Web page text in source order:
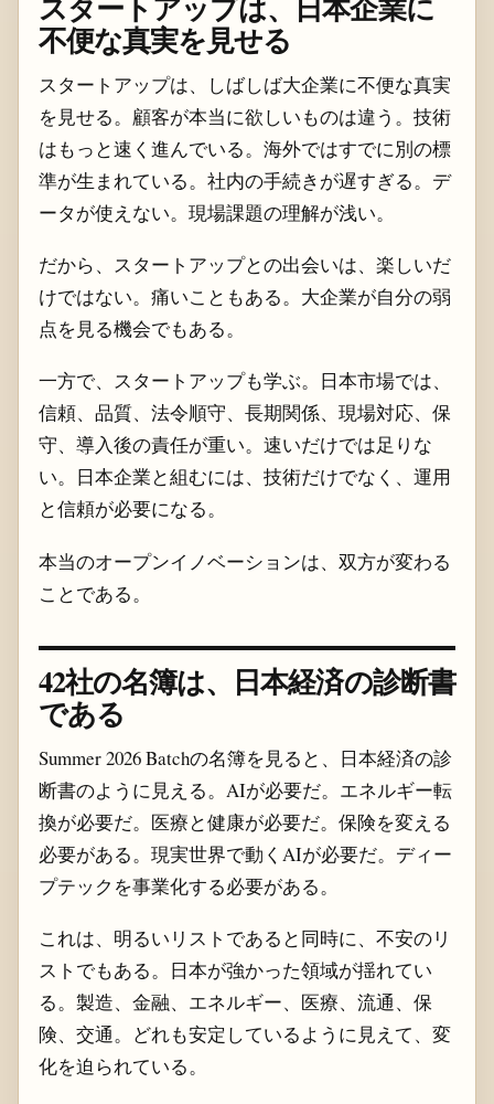
不便な真実を見せる
スタートアップは、しばしば大企業に不便な真実
を見せる。顧客が本当に欲しいものは違う。技術
はもっと速く進んでいる。海外ではすでに別の標
準が生まれている。社内の手続きが遅すぎる。デ
ータが使えない。現場課題の理解が浅い。
だから、スタートアップとの出会いは、楽しいだ
けではない。痛いこともある。大企業が自分の弱
点を見る機会でもある。
一方で、スタートアップも学ぶ。日本市場では、
信頼、品質、法令順守、長期関係、現場対応、保
守、導入後の責任が重い。速いだけでは足りな
い。日本企業と組むには、技術だけでなく、運用
と信頼が必要になる。
本当のオープンイノベーションは、双方が変わる
ことである。
42社の名簿は、日本経済の診断書
である
Summer 2026 Batchの名簿を見ると、日本経済の診
断書のように見える。AIが必要だ。エネルギー転
換が必要だ。医療と健康が必要だ。保険を変える
必要がある。現実世界で動くAIが必要だ。ディー
プテックを事業化する必要がある。
これは、明るいリストであると同時に、不安のリ
ストでもある。日本が強かった領域が揺れてい
る。製造、金融、エネルギー、医療、流通、保
険、交通。どれも安定しているように見えて、変
化を迫られている。